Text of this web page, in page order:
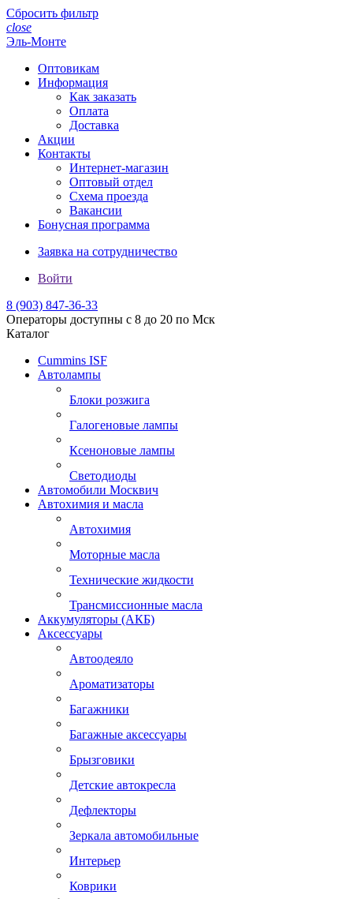
Сбросить фильтр
close
Эль-Монте
Оптовикам
Информация
Как заказать
Оплата
Доставка
Акции
Контакты
Интернет-магазин
Оптовый отдел
Схема проезда
Вакансии
Бонусная программа
Заявка на сотрудничество
Войти
8 (903) 847-36-33
Операторы доступны с 8 до 20 по Мск
Каталог
Cummins ISF
Автолампы
Блоки розжига
Галогеновые лампы
Ксеноновые лампы
Светодиоды
Автомобили Москвич
Автохимия и масла
Автохимия
Моторные масла
Технические жидкости
Трансмиссионные масла
Аккумуляторы (АКБ)
Аксессуары
Автоодеяло
Ароматизаторы
Багажники
Багажные аксессуары
Брызговики
Детские автокресла
Дефлекторы
Зеркала автомобильные
Интерьер
Коврики